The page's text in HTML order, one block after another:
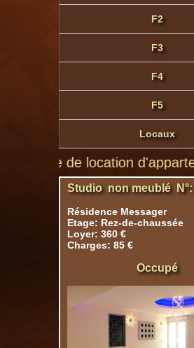
F2
F3
F4
F5
Locaux
de location d'appartements
Studio non meublé N°:
Résidence Messager
Etage: Rez-de-chaussée
Loyer: 360 €
Charges: 85 €
Occupé